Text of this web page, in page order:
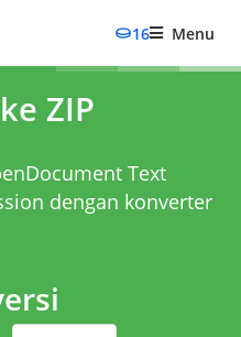
16 Menu
ZIP
Text
dengan konverter